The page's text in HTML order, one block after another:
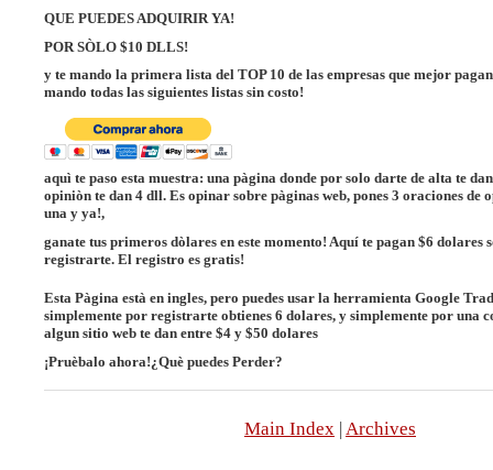
QUE PUEDES ADQUIRIR YA!
POR SÒLO $10 DLLS!
y te mando la primera lista del TOP 10 de las empresas que mejor
mando todas las siguientes listas sin costo!
aquì te paso esta muestra: una pàgina donde por solo darte de alta te
opiniòn te dan 4 dll. Es opinar sobre pàginas web, pones 3 oraciones de
una y ya!,
ganate tus primeros dòlares en este momento! Aquí te pagan $6 dolares
registrarte. El registro es gratis!
Esta Pàgina està en ingles, pero puedes usar la herramienta Google
simplemente por registrarte obtienes 6 dolares, y simplemente por una
algun sitio web te dan entre $4 y $50 dolares
¡Pruèbalo ahora!¿Què puedes Perder?
Main Index | Archives